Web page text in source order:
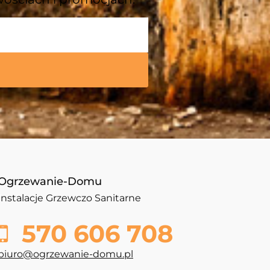
Domu
Grzewczo Sanitarne
570 606 708
domu.pl